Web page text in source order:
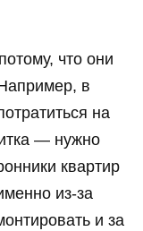
что они
в
на
— нужно
квартир
из-за
и за